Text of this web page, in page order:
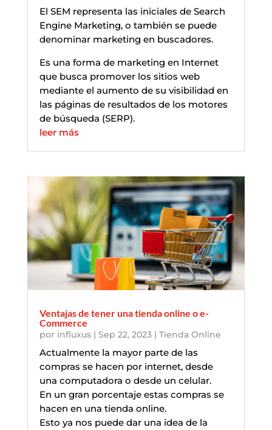
El SEM representa las iniciales de Search
Engine Marketing, o también se puede
denominar marketing en buscadores.
Es una forma de marketing en Internet
que busca promover los sitios web
mediante el aumento de su visibilidad en
las páginas de resultados de los motores
de búsqueda (SERP).
leer más
Ventajas de tener una tienda online o e-
Commerce
por influxus| Sep 22, 2023| Tienda Online
Actualmente la mayor parte de las
compras se hacen por internet, desde
una computadora o desde un celular.
En un gran porcentaje estas compras se
hacen en una tienda online.
Esto ya nos puede dar una idea de la